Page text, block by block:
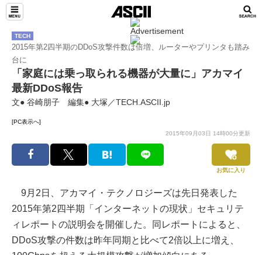
TECH
2015年第2四半期のDDoS攻撃件数は倍増、ルーターやプリンタも踏み
台に
「家庭には乗っ取られる機器が大量に」アカマイ
最新DDoS報告
文● 谷崎朋子 編集● 大塚／TECH.ASCII.jp
[PC表示へ]
2015年09月03日 14時00分更新
お気に入り
9月2日、アカマイ・テクノロジーズは先日発表した
2015年第2四半期「インターネットの現状」セキュリテ
ィレポートの説明会を開催した。同レポートによると、
DDoS攻撃の件数は昨年同期と比べて2倍以上に増え、